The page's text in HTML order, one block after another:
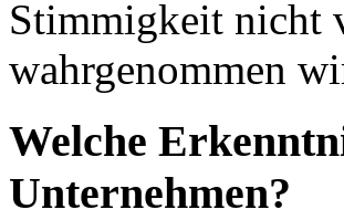
Stimmigkeit nicht
wahrgenommen
Welche
Unternehmen?